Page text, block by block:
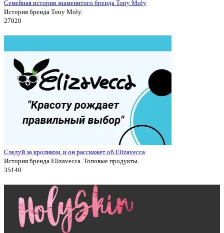
Семейная история знаменитого бренда Tony Moly
История бренда Tony Moly.
27020
Следуй за кроликом, и он расскажет об Elizavecca
История бренда Elizavecca. Топовые продукты.
35140